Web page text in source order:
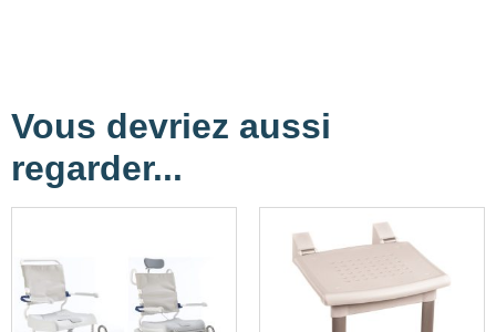
Vous devriez aussi
regarder...